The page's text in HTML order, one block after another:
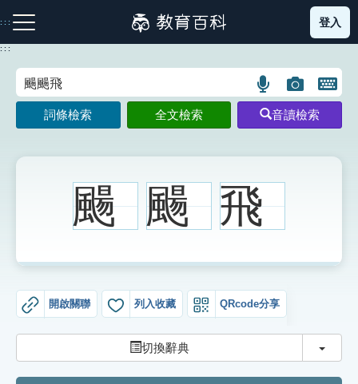
到
主
:::
注音索引圖示 筆畫索引圖示 部首索引表圖示
生字詞彙表
登入
:::
語
言
搜
示
圖
片
搜
開
鍵
圖
詞條檢索 全文檢索 音讀檢索
颺 颺 飛
開啟關聯 列入收藏 QRcode分享
切換辭典 切換